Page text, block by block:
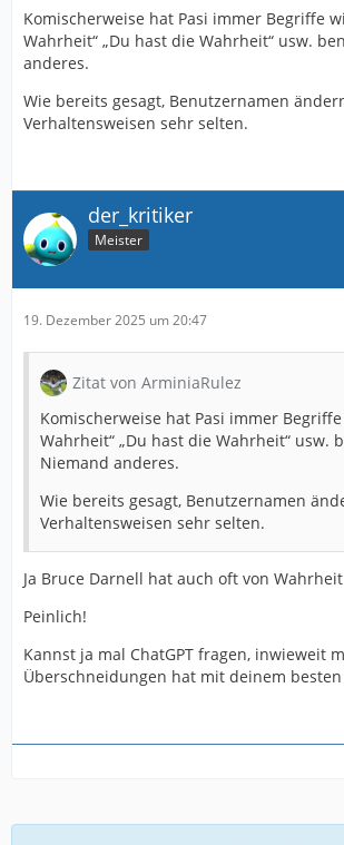
Komischerweise hat Pasi immer Begriffe
Wahrheit“ „Du hast die Wahrheit“ usw.
anderes.
Wie bereits gesagt, Benutzernamen
Verhaltensweisen sehr selten.
der_kritiker
Meister
19. Dezember 2025 um 20:47
Zitat von ArminiaRulez
Komischerweise hat Pasi immer
Wahrheit“ „Du hast die Wahrheit“ usw.
Niemand anderes.
Wie bereits gesagt, Benutzernamen
Verhaltensweisen sehr selten.
Ja Bruce Darnell hat auch oft von
Peinlich!
Kannst ja mal ChatGPT fragen, inwieweit
Überschneidungen hat mit deinem besten